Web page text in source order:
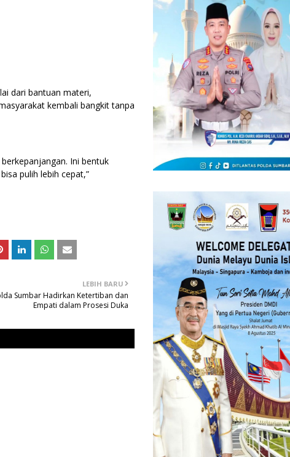
dari bantuan materi,
kembali bangkit tanpa
Ini bentuk
pulih lebih cepat,”
LEBIH BARU
Sumbar Hadirkan Ketertiban dan
Empati dalam Prosesi Duka